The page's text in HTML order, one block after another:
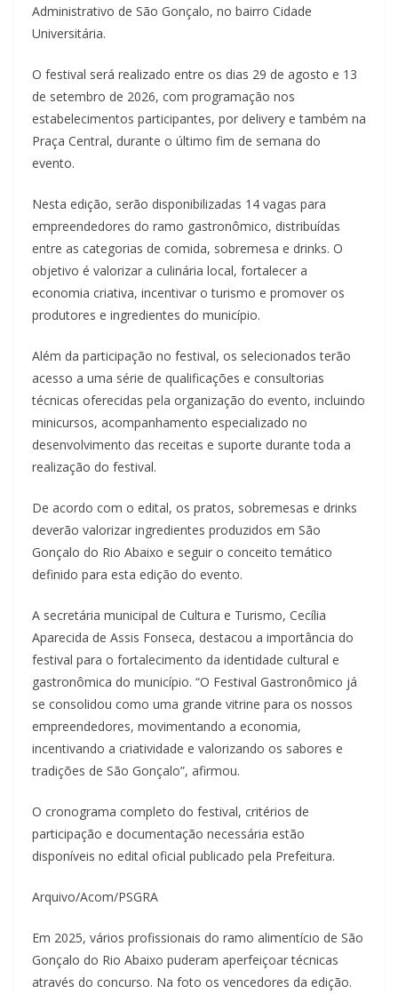
Administrativo de São Gonçalo, no bairro Cidade
Universitária.
O festival será realizado entre os dias 29 de agosto e 13
de setembro de 2026, com programação nos
estabelecimentos participantes, por delivery e também na
Praça Central, durante o último fim de semana do
evento.
Nesta edição, serão disponibilizadas 14 vagas para
empreendedores do ramo gastronômico, distribuídas
entre as categorias de comida, sobremesa e drinks. O
objetivo é valorizar a culinária local, fortalecer a
economia criativa, incentivar o turismo e promover os
produtores e ingredientes do município.
Além da participação no festival, os selecionados terão
acesso a uma série de qualificações e consultorias
técnicas oferecidas pela organização do evento, incluindo
minicursos, acompanhamento especializado no
desenvolvimento das receitas e suporte durante toda a
realização do festival.
De acordo com o edital, os pratos, sobremesas e drinks
deverão valorizar ingredientes produzidos em São
Gonçalo do Rio Abaixo e seguir o conceito temático
definido para esta edição do evento.
A secretária municipal de Cultura e Turismo, Cecília
Aparecida de Assis Fonseca, destacou a importância do
festival para o fortalecimento da identidade cultural e
gastronômica do município. “O Festival Gastronômico já
se consolidou como uma grande vitrine para os nossos
empreendedores, movimentando a economia,
incentivando a criatividade e valorizando os sabores e
tradições de São Gonçalo”, afirmou.
O cronograma completo do festival, critérios de
participação e documentação necessária estão
disponíveis no edital oficial publicado pela Prefeitura.
Arquivo/Acom/PSGRA
Em 2025, vários profissionais do ramo alimentício de São
Gonçalo do Rio Abaixo puderam aperfeiçoar técnicas
através do concurso. Na foto os vencedores da edição.